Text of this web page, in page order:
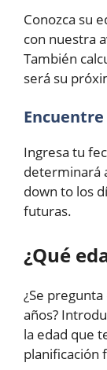
Conozca su
con nuestra
También
será su
Ingresa tu
determinará
down to los
futuras.
¿Qué
¿Se
años?
la edad que
planificación